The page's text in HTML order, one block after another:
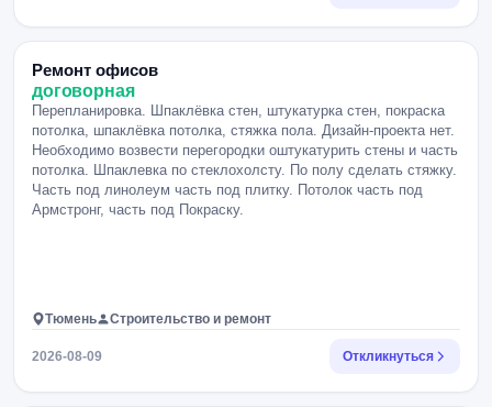
Ремонт офисов
договорная
Перепланировка. Шпаклёвка стен, штукатурка стен, покраска
потолка, шпаклёвка потолка, стяжка пола. Дизайн-проекта нет.
Необходимо возвести перегородки оштукатурить стены и часть
потолка. Шпаклевка по стеклохолсту. По полу сделать стяжку.
Часть под линолеум часть под плитку. Потолок часть под
Армстронг, часть под Покраску.
Тюмень Строительство и ремонт
2026-08-09 Откликнуться